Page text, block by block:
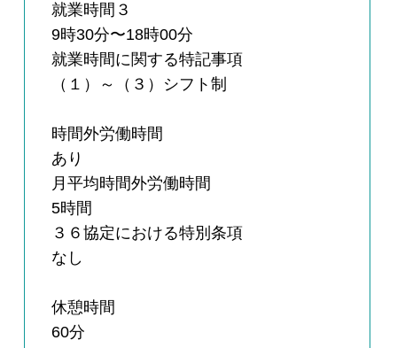
就業時間３
9時30分〜18時00分
就業時間に関する特記事項
（１）～（３）シフト制
時間外労働時間
あり
月平均時間外労働時間
5時間
３６協定における特別条項
なし
休憩時間
60分